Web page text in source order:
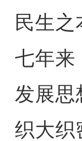
民生
七年来
发展思
织大织